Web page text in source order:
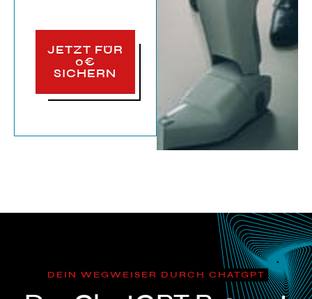
JETZT FÜR
0€
SICHERN
DEIN WEGWEISER DURCH CHATGPT